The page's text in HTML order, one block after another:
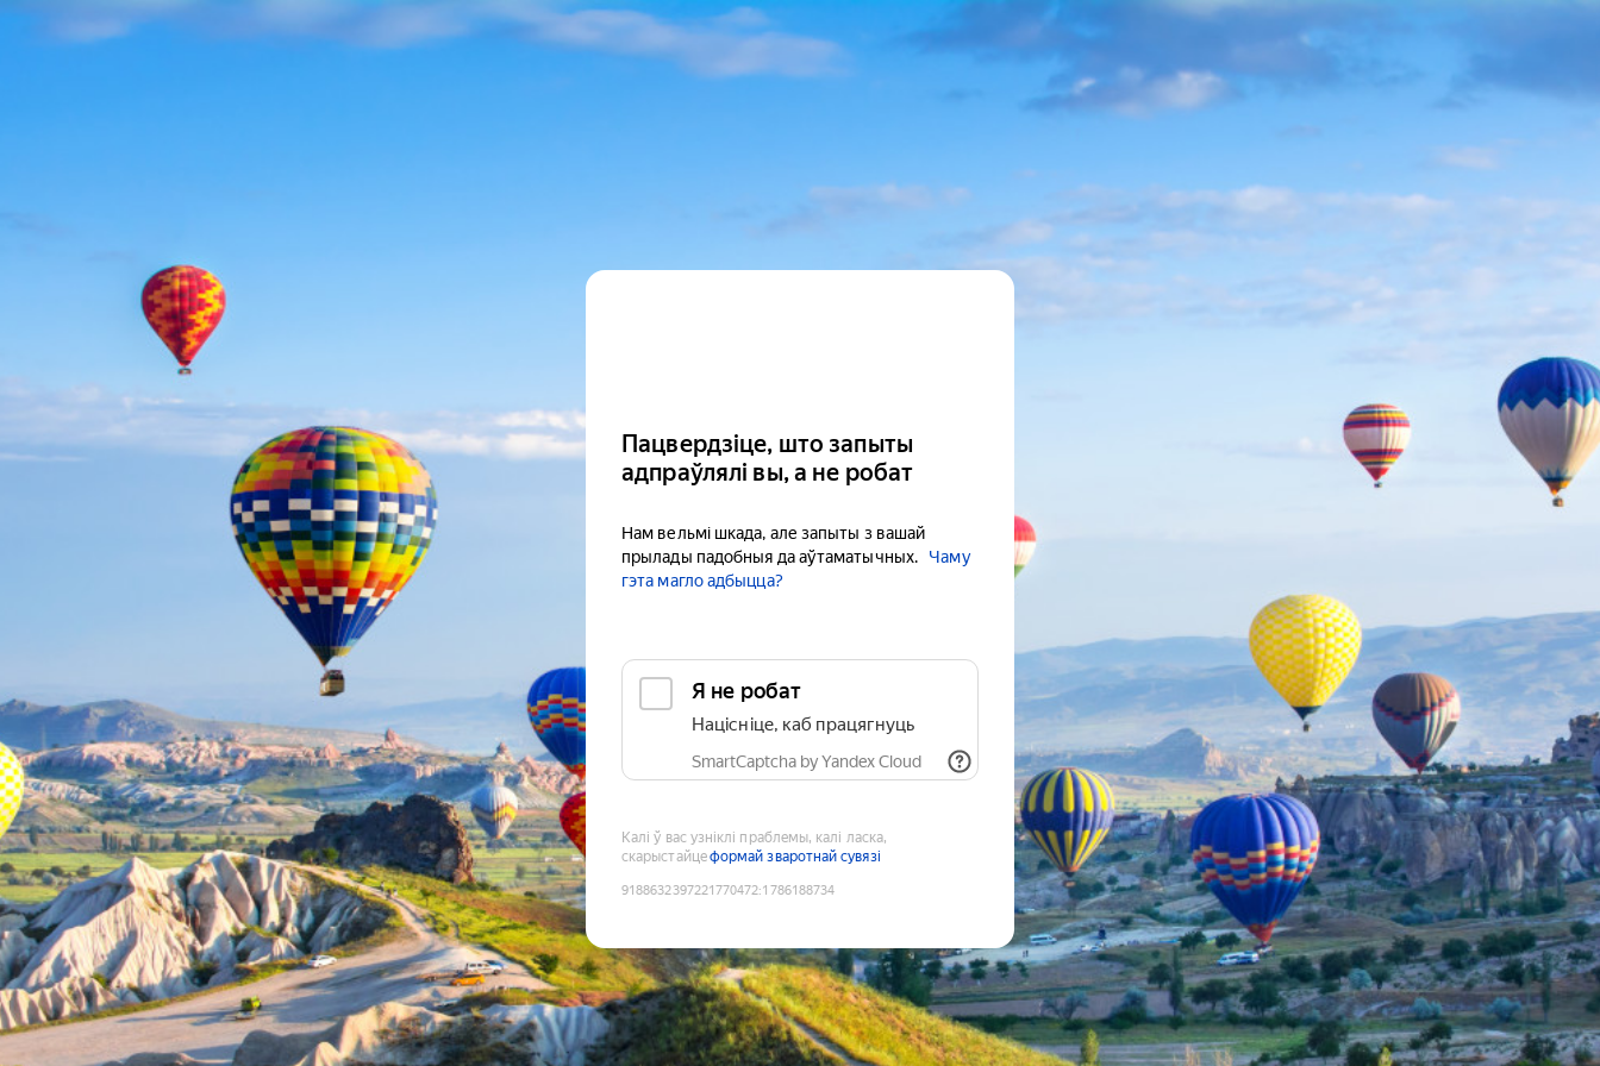
Пацвердзіце, што запыты
адпраўлялі вы, а не робат
Нам вельмі шкада, але запыты з вашай
прылады падобныя да аўтаматычных.
Чаму
гэта магло адбыцца?
Я не робат
Націсніце, каб працягнуць
SmartCaptcha by Yandex Cloud
Калі ў вас узніклі праблемы, калі ласка,
скарыстайцеформай зваротнай сувязі
9188632397221770472:1786188734